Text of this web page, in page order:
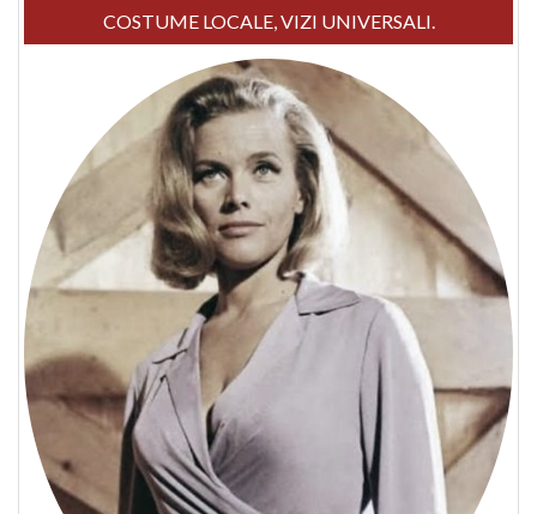
COSTUME LOCALE, VIZI UNIVERSALI.